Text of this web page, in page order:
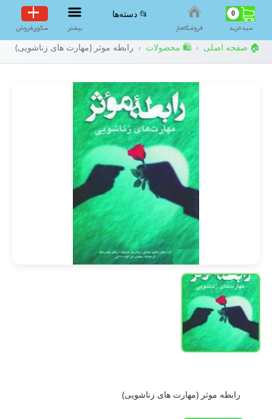
0
سبد‌خرید فروشگاه‌ناز
📂 دسته‌ها
بیشتر سکوی‌فروش
🏠 صفحه اصلی › 🛍️ محصولات › رابطه موثر (مهارت های زناشویی)
رابطه موثر (مهارت های زناشویی)